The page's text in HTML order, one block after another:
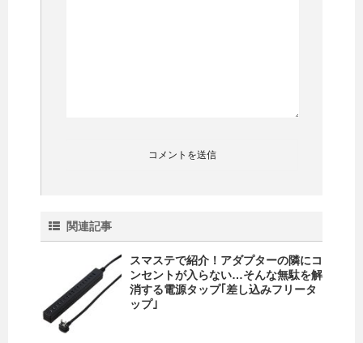
関連記事
スマステで紹介！アダプターの隣にコ
ンセントが入らない…そんな無駄を解
消する電源タップ｢差し込みフリータ
ップ｣